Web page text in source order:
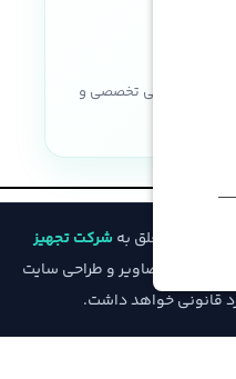
کالا، پشتیبانی تخصصی و
متعلق به شرکت تجهیز
محتوا، تصاویر و طراحی سایت
قانونی خواهد داشت.